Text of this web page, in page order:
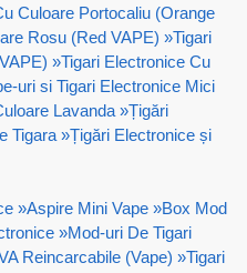
Culoare Portocaliu (Orange
Rosu (Red VAPE) »Tigari
»Tigari Electronice Cu
uri si Tigari Electronice Mici
Lavanda »Țigări
Tigara »Țigări Electronice și
»Aspire Mini Vape »Box Mod
»Mod-uri De Tigari
Reincarcabile (Vape) »Tigari